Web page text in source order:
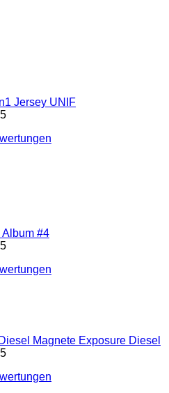
Jersey UNIF
Album #4
Magnete Exposure Diesel